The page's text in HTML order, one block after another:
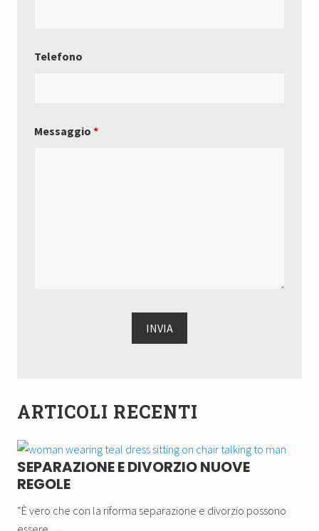
Telefono
Messaggio *
ARTICOLI RECENTI
SEPARAZIONE E DIVORZIO NUOVE
REGOLE
“È vero che con la riforma separazione e divorzio possono